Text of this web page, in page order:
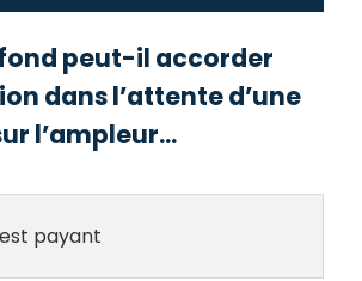
peut-il accorder
dans l’attente d’une
l’ampleur...
payant